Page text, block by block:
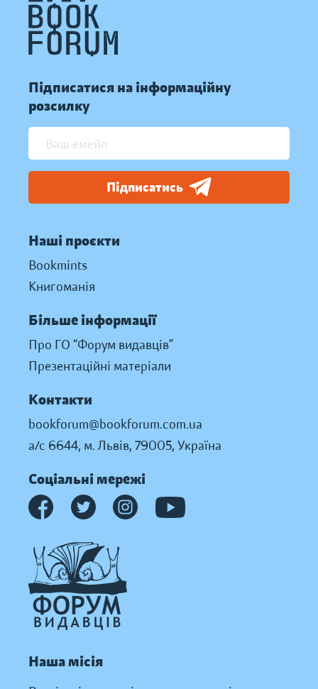
Підписатися на інформаційну
розсилку
Підписатись
Наші проєкти
Bookmints
Книгоманія
Більше інформації
Про ГО “Форум видавців”
Презентаційні матеріали
Контакти
bookforum@bookforum.com.ua
а/с 6644, м. Львів, 79005, Україна
Соціальні мережі
Наша місія